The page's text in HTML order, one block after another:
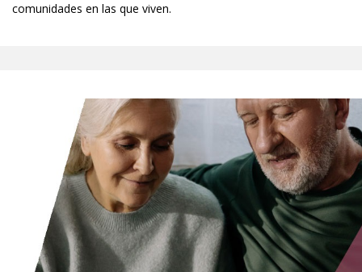
comunidades en las que viven.